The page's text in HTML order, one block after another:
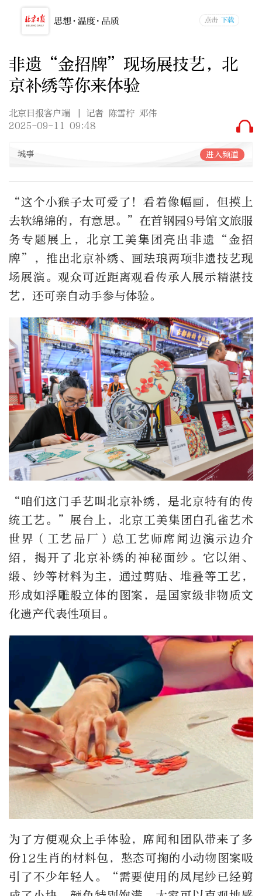
非遗“金招牌”现场展技艺，北
京补绣等你来体验
北京日报客户端
| 记者 陈雪柠 邓伟
2025-09-11 09:48
城事 进入频道
“这个小猴子太可爱了！看着像幅画，但摸上
去软绵绵的，有意思。”在首钢园9号馆文旅服
务专题展上，北京工美集团亮出非遗“金招
牌”，推出北京补绣、画珐琅两项非遗技艺现
场展演。观众可近距离观看传承人展示精湛技
艺，还可亲自动手参与体验。
“咱们这门手艺叫北京补绣，是北京特有的传
统工艺。”展台上，北京工美集团白孔雀艺术
世界（工艺品厂）总工艺师席闻边演示边介
绍，揭开了北京补绣的神秘面纱。它以绢、
缎、纱等材料为主，通过剪贴、堆叠等工艺，
形成如浮雕般立体的图案，是国家级非物质文
化遗产代表性项目。
为了方便观众上手体验，席闻和团队带来了多
份12生肖的材料包，憨态可掬的小动物图案吸
引了不少年轻人。“需要使用的凤尾纱已经剪